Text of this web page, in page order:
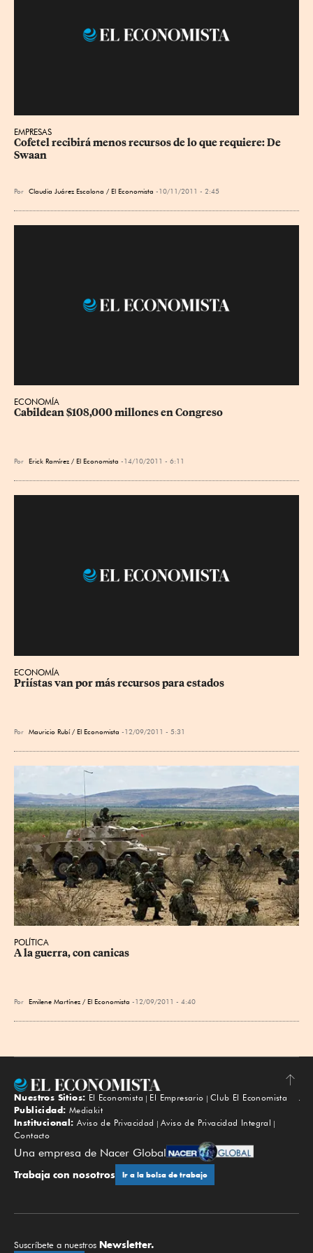
EMPRESAS
Cofetel recibirá menos recursos de lo que requiere: De
Swaan
Por Claudia Juárez Escalona / El Economista 10/11/2011 - 2:45
ECONOMÍA
Cabildean $108,000 millones en Congreso
Por Erick Ramírez / El Economista 14/10/2011 - 6:11
ECONOMÍA
Priístas van por más recursos para estados
Por Mauricio Rubí / El Economista 12/09/2011 - 5:31
POLÍTICA
A la guerra, con canicas
Por Emilene Martínez / El Economista 12/09/2011 - 4:40
Subir
Nuestros Sitios: El Economista El Empresario
Club El Economista
Publicidad: Mediakit
Institucional: Aviso de Privacidad
Aviso de Privacidad Integral
Contacto
Una empresa de Nacer Global
Trabaja con nosotros Ir a la bolsa de trabajo
Suscríbete a nuestros Newsletter.